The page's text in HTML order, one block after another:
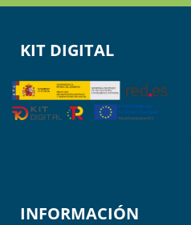
KIT DIGITAL
INFORMACIÓN